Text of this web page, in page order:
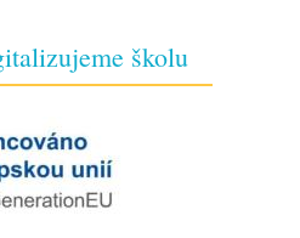
školu